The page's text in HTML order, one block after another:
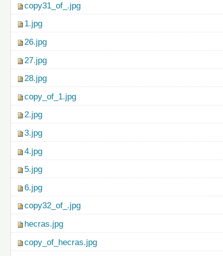
copy31_of_.jpg
1.jpg
26.jpg
27.jpg
28.jpg
copy_of_1.jpg
2.jpg
3.jpg
4.jpg
5.jpg
6.jpg
copy32_of_.jpg
hecras.jpg
copy_of_hecras.jpg